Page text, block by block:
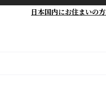
日本国内にお住まいの